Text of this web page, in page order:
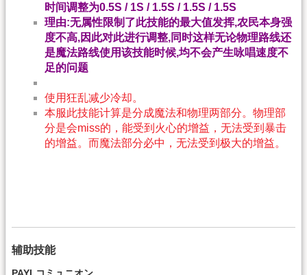
时间调整为0.5S / 1S / 1.5S / 1.5S / 1.5S
理由:无属性限制了此技能的最大值发挥,农民本身强
度不高,因此对此进行调整,同时这样无论物理路线还
是魔法路线使用该技能时候,均不会产生咏唱速度不
足的问题
使用狂乱减少冷却。
本服此技能计算是分成魔法和物理两部分。物理部
分是会miss的，能受到火心的增益，无法受到暴击
的增益。而魔法部分必中，无法受到极大的增益。
辅助技能